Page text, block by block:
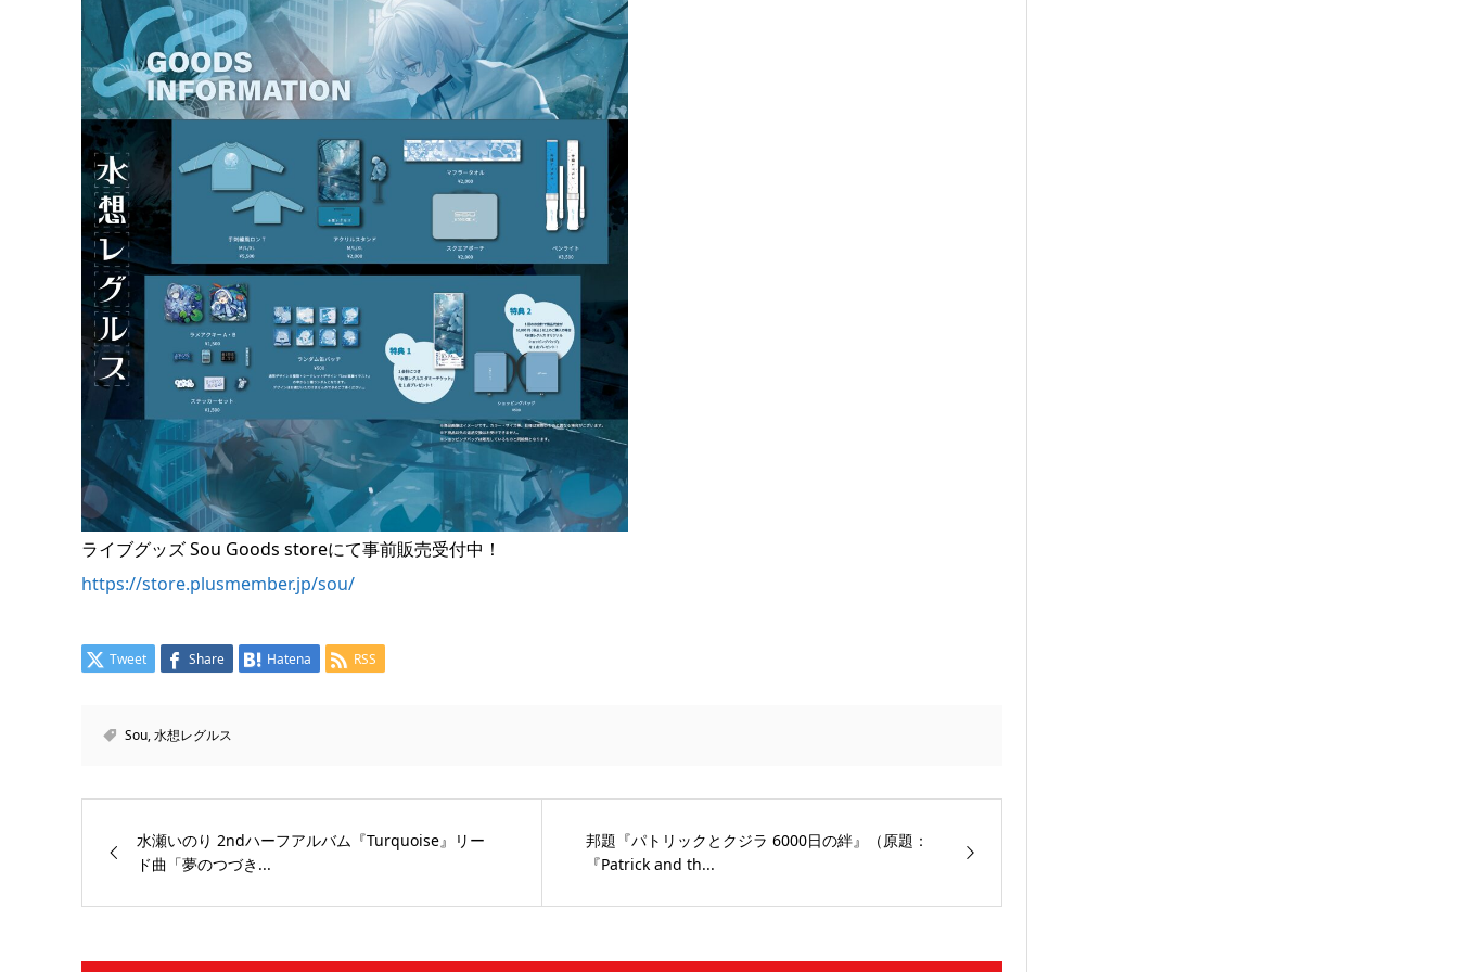
ライブグッズ Sou Goods storeにて事前販売受付中！
https://store.plusmember.jp/sou/
Tweet Share Hatena RSS
Sou,水想レグルス
水瀬いのり 2ndハーフアルバム『Turquoise』リー
ド曲「夢のつづき...
邦題『パトリックとクジラ 6000日の絆』（原題：
『Patrick and th...